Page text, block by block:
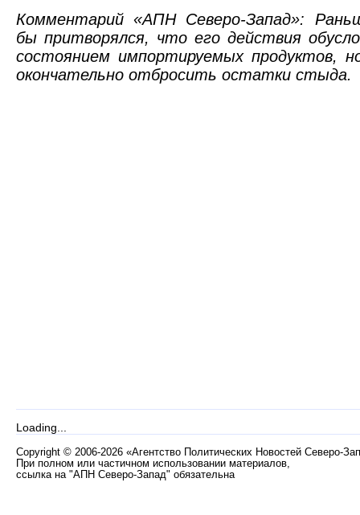
Комментарий «АПН Северо-Запад»:
бы притворялся, что его действия
состоянием импортируемых продуктов,
окончательно отбросить остатки стыда.
Loading...
Copyright © 2006-2026 «Агентство Политических Новостей Северо-
При полном или частичном использовании материалов,
ссылка на "АПН Северо-Запад" обязательна